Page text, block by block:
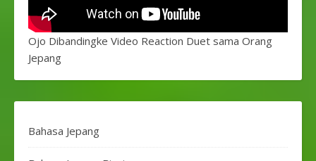
Ojo Dibandingke Video Reaction Duet sama Orang
Jepang
Bahasa Jepang